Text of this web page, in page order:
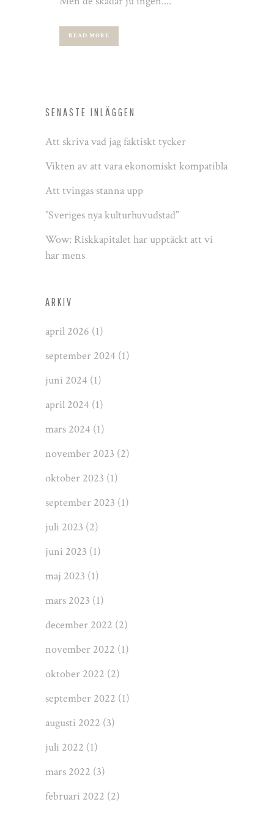
READ MORE
SENASTE INLÄGGEN
Att skriva vad jag faktiskt tycker
Vikten av att vara ekonomiskt kompatibla
Att tvingas stanna upp
”Sveriges nya kulturhuvudstad”
Wow: Riskkapitalet har upptäckt att vi
har mens
ARKIV
april 2026 (1)
september 2024 (1)
juni 2024 (1)
april 2024 (1)
mars 2024 (1)
november 2023 (2)
oktober 2023 (1)
september 2023 (1)
juli 2023 (2)
juni 2023 (1)
maj 2023 (1)
mars 2023 (1)
december 2022 (2)
november 2022 (1)
oktober 2022 (2)
september 2022 (1)
augusti 2022 (3)
juli 2022 (1)
mars 2022 (3)
februari 2022 (2)